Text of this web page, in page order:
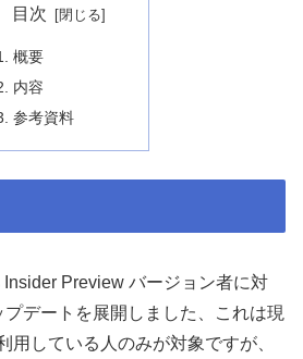
目次
概要
内容
参考資料
Preview バージョン者に対
デートを展開しました、これは現
用している人のみが対象ですが、